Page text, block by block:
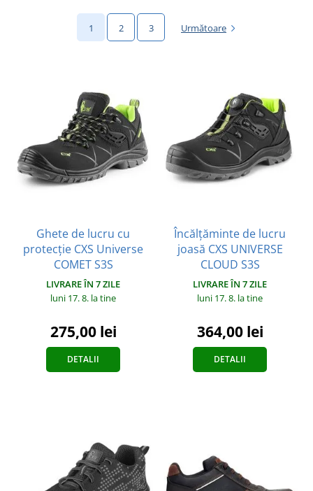
1 2 3 Următoare
Ghete de lucru cu
protecție CXS Universe
COMET S3S
LIVRARE ÎN 7 ZILE
luni 17. 8. la tine
275,00 lei
DETALII
Încălțăminte de lucru
joasă CXS UNIVERSE
CLOUD S3S
LIVRARE ÎN 7 ZILE
luni 17. 8. la tine
364,00 lei
DETALII